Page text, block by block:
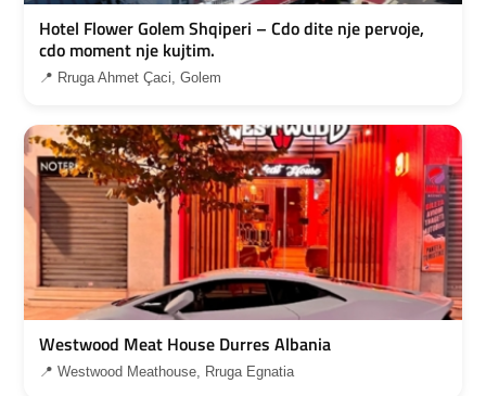
Hotel Flower Golem Shqiperi – Cdo dite nje pervoje,
cdo moment nje kujtim.
📍 Rruga Ahmet Çaci, Golem
Westwood Meat House Durres Albania
📍 Westwood Meathouse, Rruga Egnatia